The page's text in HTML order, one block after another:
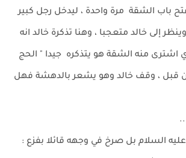
باب الشقة مرة واحدة ، ليدخل رجل كبير
إلى خالد متعجبا ، وهنا تذكرة خالد انه
اشترى منه الشقة هو يتذكره جيدا " الحج
قبل ، وقف خالد وهو يشعر بالدهشة فهل
عليه السلام بل صرخ في وجهه قائلا بفزع :